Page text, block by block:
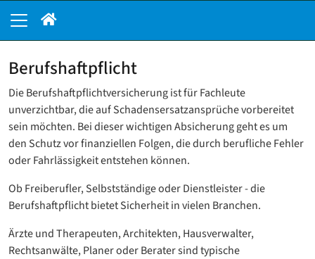
Berufshaftpflicht
Die Berufshaftpflichtversicherung ist für Fachleute
unverzichtbar, die auf Schadensersatzansprüche vorbereitet
sein möchten. Bei dieser wichtigen Absicherung geht es um
den Schutz vor finanziellen Folgen, die durch berufliche Fehler
oder Fahrlässigkeit entstehen können.
Ob Freiberufler, Selbstständige oder Dienstleister - die
Berufshaftpflicht bietet Sicherheit in vielen Branchen.
Ärzte und Therapeuten, Architekten, Hausverwalter,
Rechtsanwälte, Planer oder Berater sind typische